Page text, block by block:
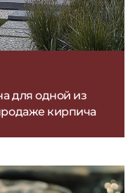
для одной из
кирпича